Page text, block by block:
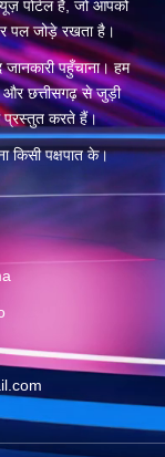
पोर्टल है, जो आपको
पल जोड़े रखता है।
पहुँचाना। हम
और छत्तीसगढ़ से जुड़ी
प्रस्तुत करते हैं।
किसी पक्षपात के।